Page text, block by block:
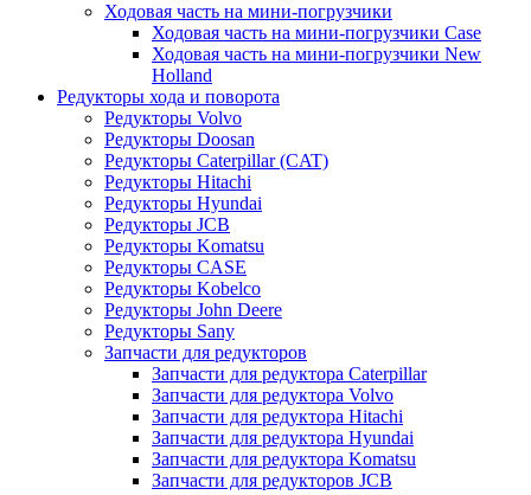
Ходовая часть на мини-погрузчики
Ходовая часть на мини-погрузчики Case
Ходовая часть на мини-погрузчики New
Holland
Редукторы хода и поворота
Редукторы Volvo
Редукторы Doosan
Редукторы Caterpillar (CAT)
Редукторы Hitachi
Редукторы Hyundai
Редукторы JCB
Редукторы Komatsu
Редукторы CASE
Редукторы Kobelco
Редукторы John Deere
Редукторы Sany
Запчасти для редукторов
Запчасти для редуктора Caterpillar
Запчасти для редуктора Volvo
Запчасти для редуктора Hitachi
Запчасти для редуктора Hyundai
Запчасти для редуктора Komatsu
Запчасти для редукторов JCB